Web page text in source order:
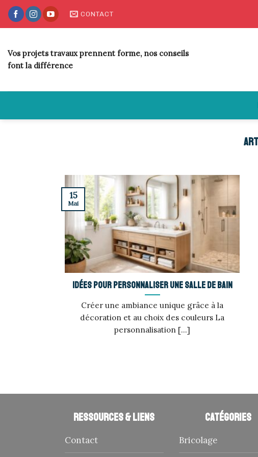
Skip
CONTACT
Vos projets travaux prennent forme, nos conseils
font la différence
Idées pour personnaliser une salle de bain
Créer une ambiance unique grâce à la
décoration et au choix des couleurs La
personnalisation [...]
15
Mai
Ressources & liens
Contact
Catégories
Bricolage